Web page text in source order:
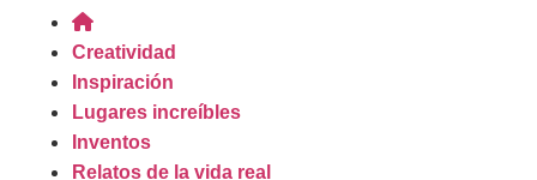
Creatividad
Inspiración
Lugares increíbles
Inventos
Relatos de la vida real